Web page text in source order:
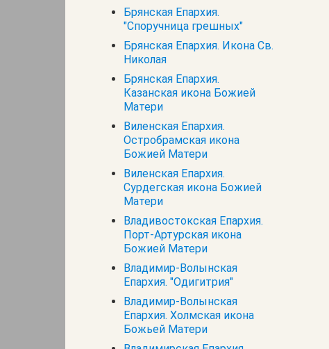
Брянская Епархия.
"Споручница грешных"
Брянская Епархия. Икона Св.
Николая
Брянская Епархия.
Казанская икона Божией
Матери
Виленская Епархия.
Остробрамская икона
Божией Матери
Виленская Епархия.
Сурдегская икона Божией
Матери
Владивостокская Епархия.
Порт-Артурская икона
Божией Матери
Владимир-Волынская
Епархия. "Одигитрия"
Владимир-Волынская
Епархия. Холмская икона
Божьей Матери